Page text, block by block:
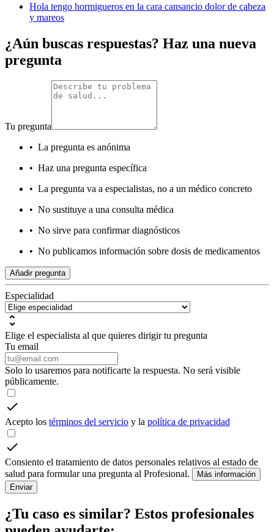
Hola tengo hormigueros en la cara cansancio dolor de cabeza
y mareos
¿Aún buscas respuestas? Haz una nueva
pregunta
Tu pregunta
• La pregunta es anónima
• Haz una pregunta específica
• La pregunta va a especialistas, no a un médico concreto
• No sustituye a una consulta médica
• No sirve para confirmar diagnósticos
• No publicamos información sobre dosis de medicamentos
Añadir pregunta
Especialidad
Elige el especialista al que quieres dirigir tu pregunta
Tu email
Solo lo usaremos para notificarte la respuesta. No será visible
públicamente.
Acepto los términos del servicio y la política de privacidad
Consiento el tratamiento de datos personales relativos al estado de
salud para formular una pregunta al Profesional.
Más información
Enviar
¿Tu caso es similar? Estos profesionales